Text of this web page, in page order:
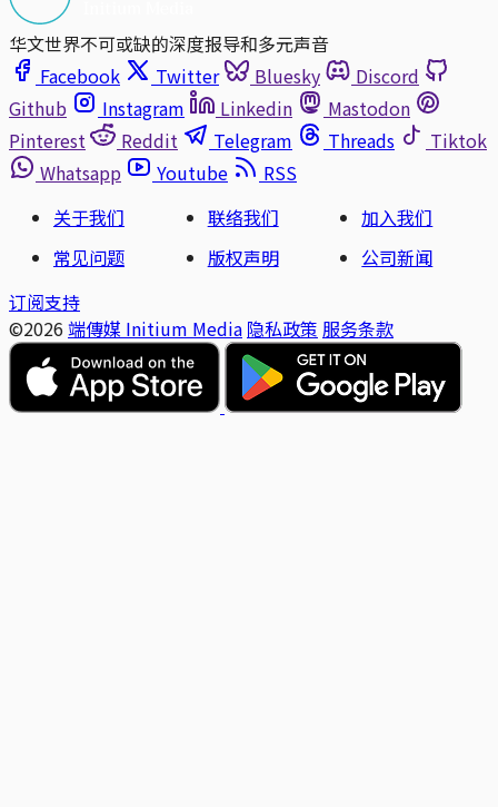
华文世界不可或缺的深度报导和多元声音
Facebook
Twitter Bluesky
Discord
Github
Instagram Linkedin
Mastodon
Pinterest
Reddit Telegram Threads
Tiktok
Whatsapp
Youtube
RSS
关于我们
联络我们
加入我们
常见问题
版权声明
公司新闻
订阅支持
©2026 端傳媒 Initium Media 隐私政策 服务条款